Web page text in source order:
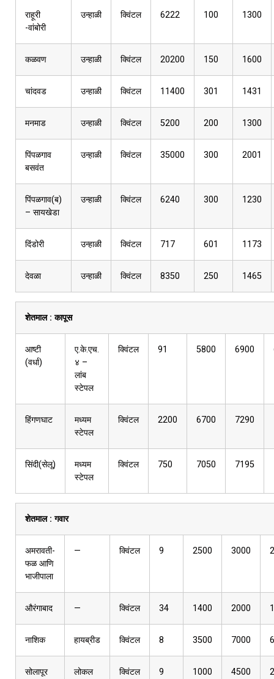
राहूरी
-वांबोरी
उन्हाळी क्विंटल 6222 100 1300
कळवण उन्हाळी क्विंटल 20200 150 1600
चांदवड उन्हाळी क्विंटल 11400 301 1431
मनमाड उन्हाळी क्विंटल 5200 200 1300
पिंपळगाव
बसवंत
उन्हाळी क्विंटल 35000 300 2001
पिंपळगाव(ब)
– सायखेडा
उन्हाळी क्विंटल 6240 300 1230
दिंडोरी उन्हाळी क्विंटल 717 601 1173
देवळा उन्हाळी क्विंटल 8350 250 1465
शेतमाल :कापूस
आष्टी
(वर्धा)
ए.के.एच.
४ –
लांब
स्टेपल
क्विंटल 91 5800 6900
हिंगणघाट
मध्यम
स्टेपल
क्विंटल 2200 6700 7290
सिंदी(सेलू)
मध्यम
स्टेपल
क्विंटल 750 7050 7195
शेतमाल :गवार
अमरावती-
फळ आणि
भाजीपाला
— क्विंटल 9 2500 3000
औरंगाबाद — क्विंटल 34 1400 2000
नाशिक हायब्रीड क्विंटल 8 3500 7000
सोलापूर लोकल क्विंटल 9 1000 4500